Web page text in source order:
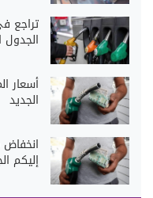
تراجع
الجدول
أسعار
الجديد
إليكم